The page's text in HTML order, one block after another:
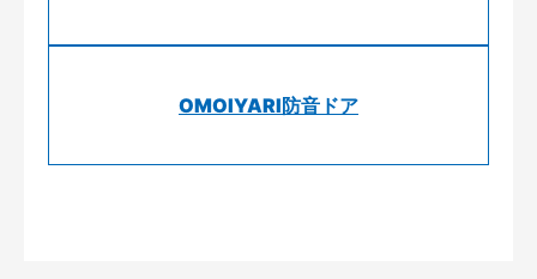
OMOIYARI防音ドア